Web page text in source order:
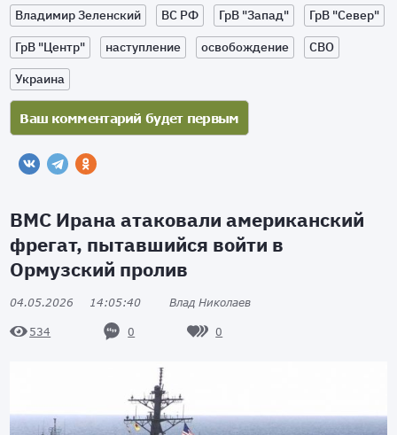
Владимир Зеленский ВС РФ ГрВ "Запад"
ГрВ "Север"
ГрВ "Центр"
наступление освобождение
СВО
Украина
ВМС Ирана атаковали американский
фрегат, пытавшийся войти в
Ормузский пролив
04.05.2026 14:05:40 Влад Николаев
534 0 0